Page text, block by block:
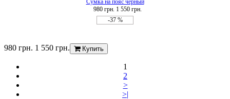
Сумка на пояс черный
980 грн. 1 550 грн.
-37 %
980 грн. 1 550 грн. Купить
1
2
>
>|